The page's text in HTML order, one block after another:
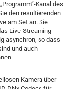
Kanal des
den resultierenden
am Set an. Sie
Live-Streaming
asynchron, so dass
und auch
Kamera über